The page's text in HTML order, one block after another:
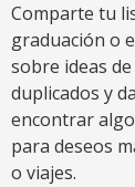
Comparte tu
graduación o
sobre ideas
duplicados y
encontrar
para deseos
o viajes.